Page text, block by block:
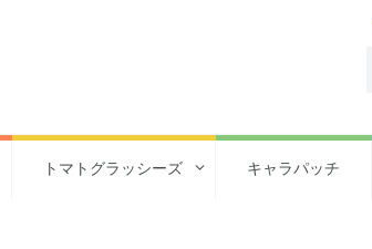
トマトグラッシーズ キャラパッチ